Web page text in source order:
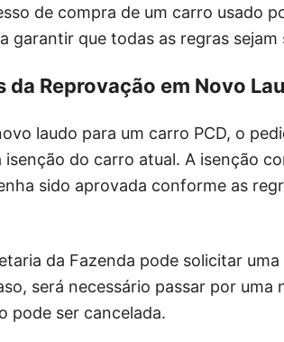
de compra de um carro usado
garantir que todas as regras
da Reprovação em Novo
laudo para um carro PCD, o
do carro atual. A isenção
sido aprovada conforme as
da Fazenda pode solicitar
será necessário passar por uma
pode ser cancelada.